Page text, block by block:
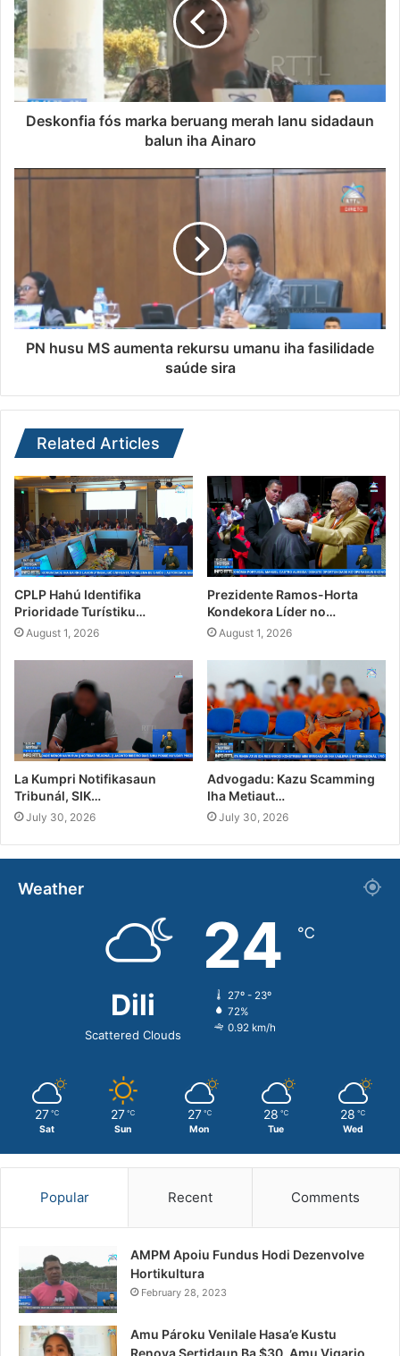
Deskonfia fós marka beruang merah lanu sidadaun
balun iha Ainaro
PN husu MS aumenta rekursu umanu iha fasilidade
saúde sira
Related Articles
CPLP Hahú Identifika
Prioridade Turístiku…
August 1, 2026
Prezidente Ramos-Horta
Kondekora Líder no…
August 1, 2026
La Kumpri Notifikasaun
Tribunál, SIK…
July 30, 2026
Advogadu: Kazu Scamming
Iha Metiaut…
July 30, 2026
Weather
Dili
Scattered Clouds
24 ℃
27º - 23º
72%
0.92 km/h
27 ℃
Sat
27 ℃
Sun
27 ℃
Mon
28 ℃
Tue
28 ℃
Wed
Popular Recent Comments
AMPM Apoiu Fundus Hodi Dezenvolve
Hortikultura
February 28, 2023
Amu Pároku Venilale Hasa’e Kustu
Renova Sertidaun Ba $30, Amu Vigario